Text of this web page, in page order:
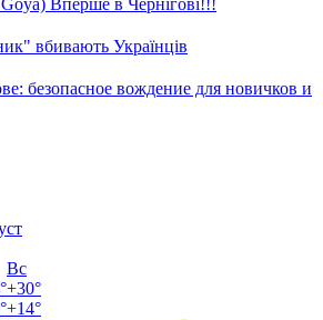
Вперше в Чернігові!!!
вбивають Українців
безопасное вождение для новичков и
Вс
+30°
+14°